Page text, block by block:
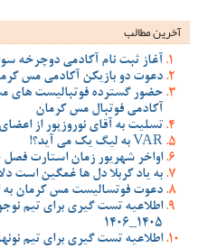
آخرین مطالب
آغاز ثبت نام آکادمی دوچرخه
دعوت دو بازیکن آکادمی مس
حضور گسترده فوتبالیست های
آکادمی فوتبال مس کرمان
تسلیت به آقای نوروزپور از
VAR به لیگ یک می آید؟!
اواخر شهریور زمان استارت
به یاد کربلا دل ها غمگین است
دعوت فوتسالیست مس کرمان به
اطلاعیه تست گیری برای تیم
1405_1406
اطلاعیه تست گیری برای تیم